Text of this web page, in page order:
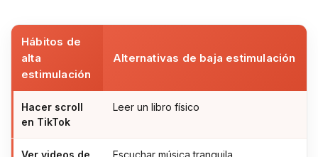
Hábitos de
alta
estimulación
Alternativas de baja estimulación
Hacer scroll
en TikTok
Leer un libro físico
Ver videos de
Escuchar música tranquila